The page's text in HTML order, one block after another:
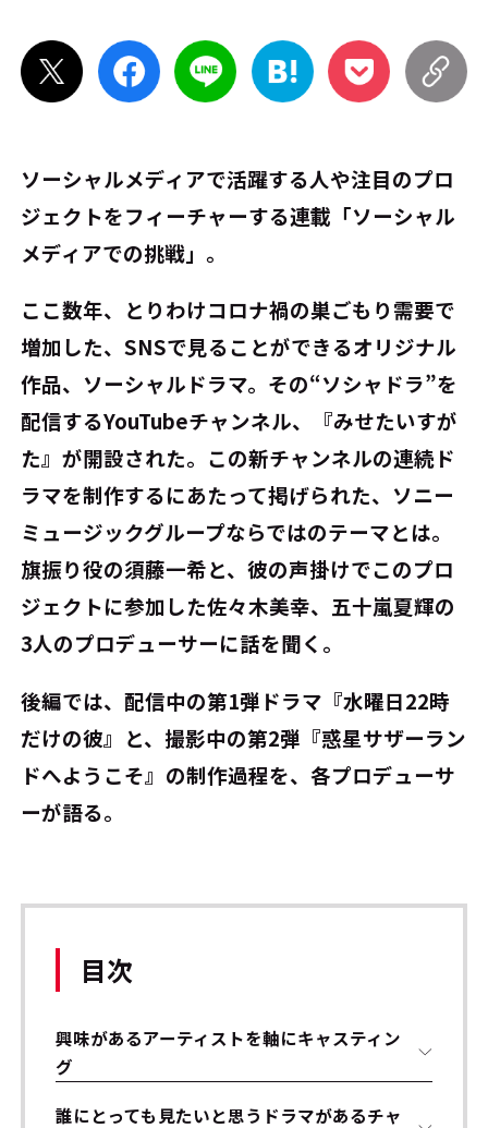
ソーシャルメディアで活躍する人や注目のプロ
ジェクトをフィーチャーする連載「ソーシャル
メディアでの挑戦」。
ここ数年、とりわけコロナ禍の巣ごもり需要で
増加した、SNSで見ることができるオリジナル
作品、ソーシャルドラマ。その“ソシャドラ”を
配信するYouTubeチャンネル、『みせたいすが
た』が開設された。この新チャンネルの連続ド
ラマを制作するにあたって掲げられた、ソニー
ミュージックグループならではのテーマとは。
旗振り役の須藤一希と、彼の声掛けでこのプロ
ジェクトに参加した佐々木美幸、五十嵐夏輝の
3人のプロデューサーに話を聞く。
後編では、配信中の第1弾ドラマ『水曜日22時
だけの彼』と、撮影中の第2弾『惑星サザーラン
ドへようこそ』の制作過程を、各プロデューサ
ーが語る。
目次
興味があるアーティストを軸にキャスティン
グ
誰にとっても見たいと思うドラマがあるチャ